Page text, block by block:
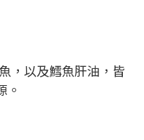
，以及鱈魚肝油，皆
。